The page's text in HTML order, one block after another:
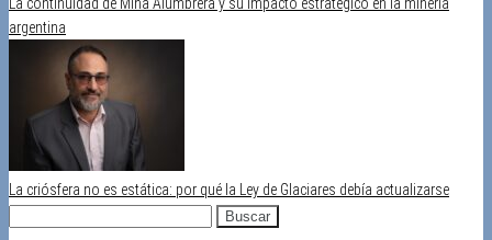
La continuidad de Mina Alumbrera y su impacto estratégico en la minería
argentina
La criósfera no es estática: por qué la Ley de Glaciares debía actualizarse